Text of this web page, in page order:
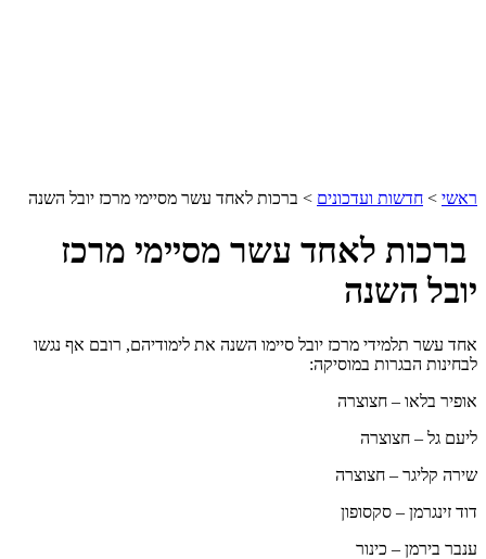
ראשי > חדשות ועדכונים > ברכות לאחד עשר מסיימי מרכז יובל השנה
ברכות לאחד עשר מסיימי מרכז
יובל השנה
אחד עשר תלמידי מרכז יובל סיימו השנה את לימודיהם, רובם אף נגשו
לבחינות הבגרות במוסיקה:
אופיר בלאו – חצוצרה
ליעם גל – חצוצרה
שירה קליגר – חצוצרה
דוד זינגרמן – סקסופון
ענבר בירמן – כינור